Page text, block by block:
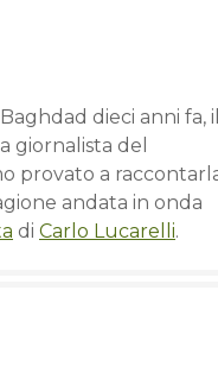
dieci anni fa,
giornalista del
provato a
andata in onda
di Carlo Lucarelli.